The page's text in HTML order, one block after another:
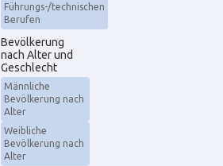
Führungs-/technischen
Berufen
Bevölkerung
nach Alter und
Geschlecht
Männliche
Bevölkerung nach
Alter
Weibliche
Bevölkerung nach
Alter